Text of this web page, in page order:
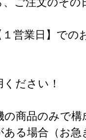
営業日】での
ださい！
商品のみで構
る場合（お急